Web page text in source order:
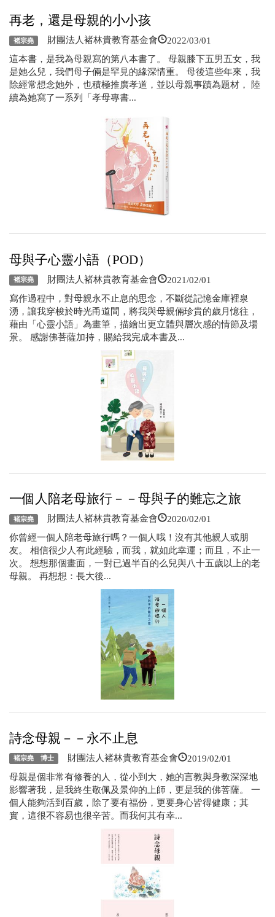
再老，還是母親的小小孩
褚宗堯 財團法人褚林貴教育基金會 2022/03/01
這本書，是我為母親寫的第八本書了。 母親膝下五男五女，我
是她么兒，我們母子倆是罕見的緣深情重。 母後這些年來，我
除經常想念她外，也積極推廣孝道，並以母親事蹟為題材， 陸
續為她寫了一系列「孝母專書...
母與子心靈小語（POD）
褚宗堯 財團法人褚林貴教育基金會 2021/02/01
寫作過程中，對母親永不止息的思念，不斷從記憶金庫裡泉
湧，讓我穿梭於時光甬道間，將我與母親倆珍貴的歲月憶往，
藉由「心靈小語」為畫筆，描繪出更立體與層次感的情節及場
景。 感謝佛菩薩加持，賜給我完成本書及...
一個人陪老母旅行－－母與子的難忘之旅
褚宗堯 財團法人褚林貴教育基金會 2020/02/01
你曾經一個人陪老母旅行嗎？一個人哦！沒有其他親人或朋
友。 相信很少人有此經驗，而我，就如此幸運；而且，不止一
次。 想想那個畫面，一對已過半百的么兒與八十五歲以上的老
母親。 再想想：長大後...
詩念母親－－永不止息
褚宗堯 博士 財團法人褚林貴教育基金會 2019/02/01
母親是個非常有修養的人，從小到大，她的言教與身教深深地
影響著我，是我終生敬佩及景仰的上師，更是我的佛菩薩。 一
個人能夠活到百歲，除了要有福份，更要身心皆得健康；其
實，這很不容易也很辛苦。而我何其有幸...